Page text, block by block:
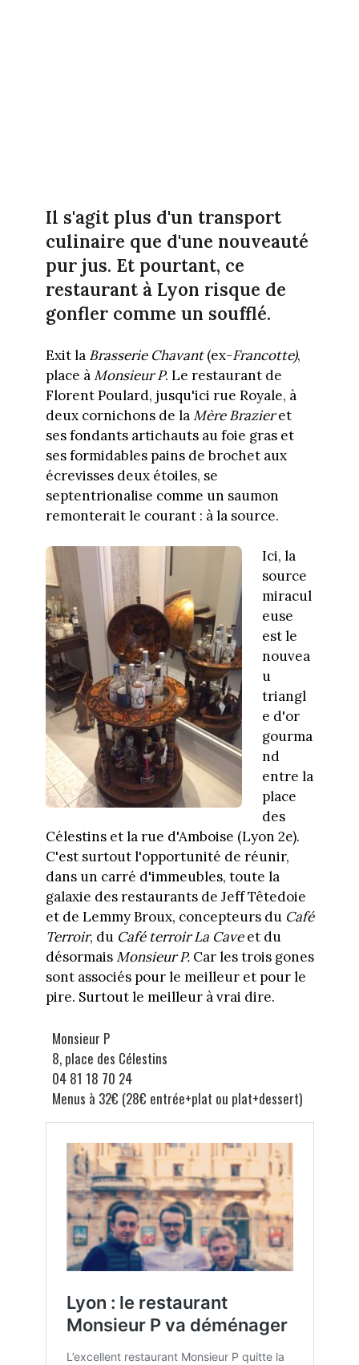
Il s'agit plus d'un transport
culinaire que d'une nouveauté
pur jus. Et pourtant, ce
restaurant à Lyon risque de
gonfler comme un soufflé.
Exit la Brasserie Chavant(ex-Francotte),
place àMonsieur P. Le restaurant de
Florent Poulard, jusqu'ici rue Royale, à
deux cornichons de laMère Brazieret
ses fondants artichauts au foie gras et
ses formidables pains de brochet aux
écrevisses deux étoiles, se
septentrionalise comme un saumon
remonterait le courant : à la source.
Ici, la
source
miracul
euse
est le
nouvea
u
triangl
e d'or
gourma
nd
entre la
place
des
Célestins et la rue d'Amboise (Lyon 2e).
C'est surtout l'opportunité de réunir,
dans un carré d'immeubles, toute la
galaxie des restaurants de Jeff Têtedoie
et de Lemmy Broux, concepteurs du Café
Terroir, du Café terroir La Caveet du
désormaisMonsieur P. Car les trois gones
sont associés pour le meilleur et pour le
pire. Surtout le meilleur à vrai dire.
Monsieur P
8, place des Célestins
04 81 18 70 24
Menus à 32€ (28€ entrée+plat ou plat+dessert)